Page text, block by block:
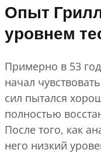
Опыт
уровнем
Примерно в 53
начал
сил пытался
полностью
После того, как
него низкий